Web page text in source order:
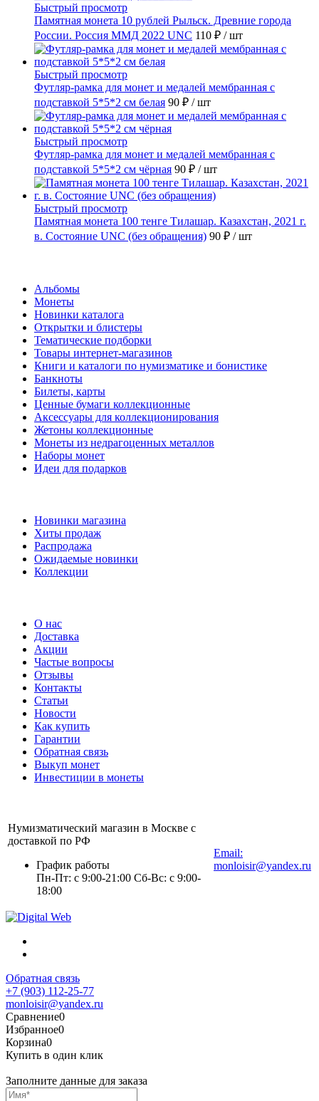
Быстрый просмотр
Памятная монета 10 рублей Рыльск. Древние города
России. Россия ММД 2022 UNC 110 ₽ / шт
Быстрый просмотр
Футляр-рамка для монет и медалей мембранная с
подставкой 5*5*2 см белая 90 ₽ / шт
Быстрый просмотр
Футляр-рамка для монет и медалей мембранная с
подставкой 5*5*2 см чёрная 90 ₽ / шт
Быстрый просмотр
Памятная монета 100 тенге Тилашар. Казахстан, 2021 г.
в. Состояние UNC (без обращения) 90 ₽ / шт
Альбомы
Монеты
Новинки каталога
Открытки и блистеры
Тематические подборки
Товары интернет-магазинов
Книги и каталоги по нумизматике и бонистике
Банкноты
Билеты, карты
Ценные бумаги коллекционные
Аксессуары для коллекционирования
Жетоны коллекционные
Монеты из недрагоценных металлов
Наборы монет
Идеи для подарков
Новинки магазина
Хиты продаж
Распродажа
Ожидаемые новинки
Коллекции
О нас
Доставка
Акции
Частые вопросы
Отзывы
Контакты
Статьи
Новости
Как купить
Гарантии
Обратная связь
Выкуп монет
Инвестиции в монеты
Нумизматический магазин в Москве с
доставкой по РФ
График работы
Пн-Пт: с 9:00-21:00 Сб-Вс: с 9:00-
18:00
Email:
monloisir@yandex.ru
Обратная связь
+7 (903) 112-25-77
monloisir@yandex.ru
Сравнение0
Избранное0
Корзина0
Купить в один клик
Заполните данные для заказа